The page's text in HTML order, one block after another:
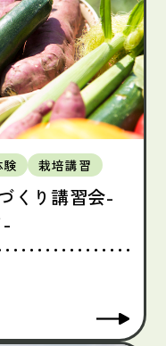
験 栽培講習
くり講習会-